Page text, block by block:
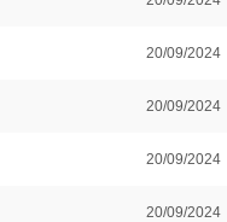
20/09/2024
20/09/2024
20/09/2024
20/09/2024